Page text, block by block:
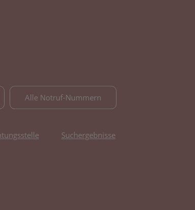
Alle Notruf-Nummern
Suchergebnisse